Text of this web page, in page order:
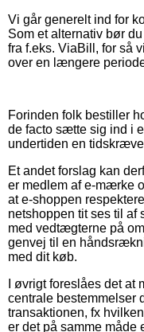
Vi går generelt ind for
Som et alternativ bør
fra f.eks. ViaBill, for så
over en længere
Forinden folk bestiller
de facto sætte sig ind i
undertiden en
Et andet forslag kan
er medlem af e-mærke
at e-shoppen
netshoppen tit ses til af
med vedtægterne på
genvej til en
med dit køb.
I øvrigt foreslåes det at
centrale bestemmelser
transaktionen, fx
er det på samme måde